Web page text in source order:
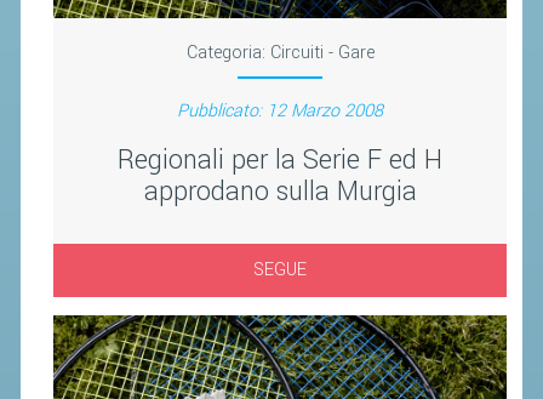
Categoria: Circuiti - Gare
Pubblicato: 12 Marzo 2008
Regionali per la Serie F ed H
approdano sulla Murgia
SEGUE
MODULI
MANIFESTAZIONI SPORTIVE
RICHIESTA TORNEI
PARA BADMINTON
L'ATTIVITÀ
TESSERAMENTO